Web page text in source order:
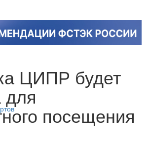
ЦИПР будет
для
посещения